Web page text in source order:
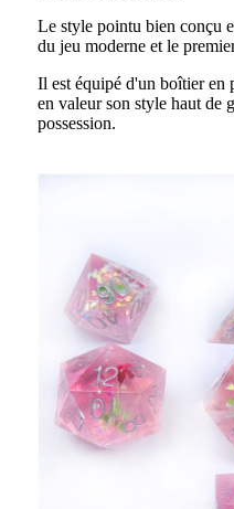
Le style pointu bien conçu
du jeu moderne et le
Il est équipé d'un boîtier en
en valeur son style haut de
possession.